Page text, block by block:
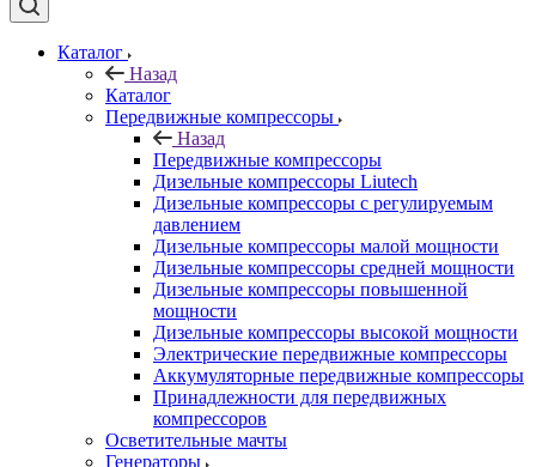
Каталог
Назад
Каталог
Передвижные компрессоры
Назад
Передвижные компрессоры
Дизельные компрессоры Liutech
Дизельные компрессоры с регулируемым
давлением
Дизельные компрессоры малой мощности
Дизельные компрессоры средней мощности
Дизельные компрессоры повышенной
мощности
Дизельные компрессоры высокой мощности
Электрические передвижные компрессоры
Аккумуляторные передвижные компрессоры
Принадлежности для передвижных
компрессоров
Осветительные мачты
Генераторы